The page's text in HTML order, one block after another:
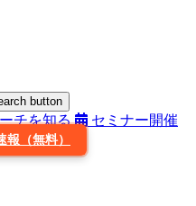
チを知る
セミナー開催
（無料）